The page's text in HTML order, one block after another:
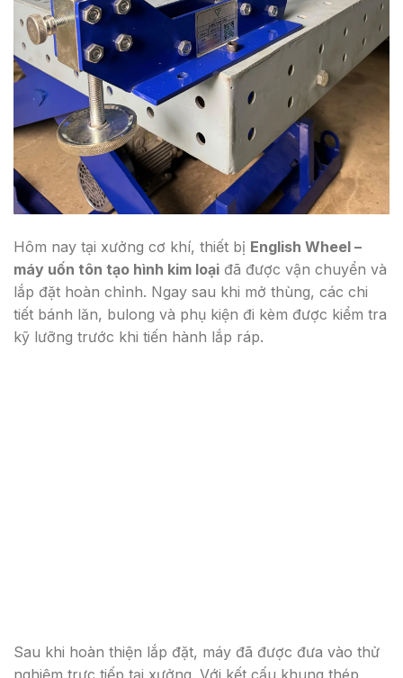
Hôm nay tại xưởng cơ khí, thiết bị English Wheel –
máy uốn tôn tạo hình kim loại đã được vận chuyển và
lắp đặt hoàn chỉnh. Ngay sau khi mở thùng, các chi
tiết bánh lăn, bulong và phụ kiện đi kèm được kiểm tra
kỹ lưỡng trước khi tiến hành lắp ráp.
Sau khi hoàn thiện lắp đặt, máy đã được đưa vào thử
nghiệm trực tiếp tại xưởng. Với kết cấu khung thép